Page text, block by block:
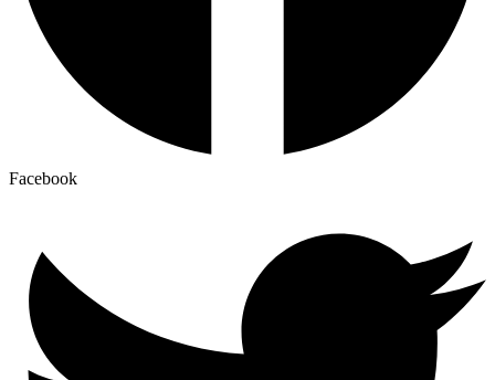
Facebook